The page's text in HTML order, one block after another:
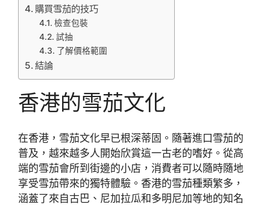
購買雪茄的技巧
檢查包裝
試抽
了解價格範圍
結論
香港的雪茄文化
在香港，雪茄文化早已根深蒂固。隨著進口雪茄的
普及，越來越多人開始欣賞這一古老的嗜好。從高
端的雪茄會所到街邊的小店，消費者可以隨時隨地
享受雪茄帶來的獨特體驗。香港的雪茄種類繁多，
涵蓋了來自古巴、尼加拉瓜和多明尼加等地的知名